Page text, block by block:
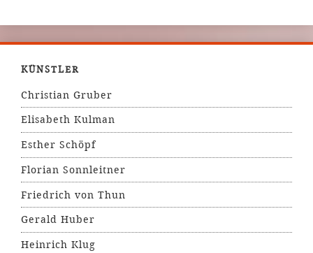
KÜNSTLER
Christian Gruber
Elisabeth Kulman
Esther Schöpf
Florian Sonnleitner
Friedrich von Thun
Gerald Huber
Heinrich Klug